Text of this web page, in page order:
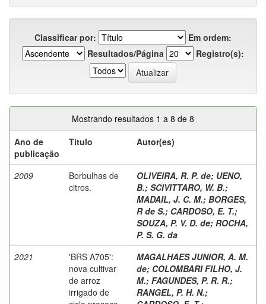
Classificar por:
Em ordem:
Resultados/Página
Registro(s):
Mostrando resultados 1 a 8 de 8
Ano de
publicação
Título Autor(es)
2009
Borbulhas de
citros.
OLIVEIRA, R. P. de; UENO,
B.; SCIVITTARO, W. B.;
MADAIL, J. C. M.; BORGES,
R de S.; CARDOSO, E. T.;
SOUZA, P. V. D. de; ROCHA,
P. S. G. da
2021
'BRS A705':
nova cultivar
de arroz
irrigado de
MAGALHAES JUNIOR, A. M.
de; COLOMBARI FILHO, J.
M.; FAGUNDES, P. R. R.;
RANGEL, P. H. N.;